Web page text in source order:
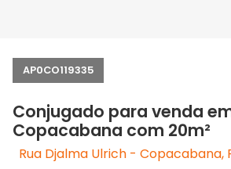
AP0CO119335
Conjugado para venda
Copacabana com 20m²
Rua Djalma Ulrich - Copacabana,